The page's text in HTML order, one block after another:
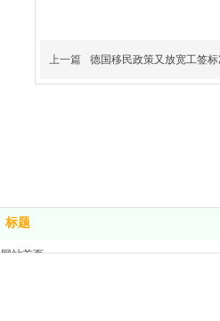
上一篇 德国移民政策又放宽工签
标题
网站首页